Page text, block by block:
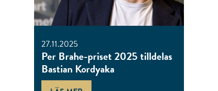
27.11.2025
Per Brahe-priset 2025 tilldelas
Bastian Kordyaka